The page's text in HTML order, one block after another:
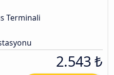
Terminali
2.543 ₺